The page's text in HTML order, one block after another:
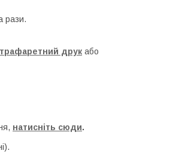
рази.
друк або
натисніть сюди.